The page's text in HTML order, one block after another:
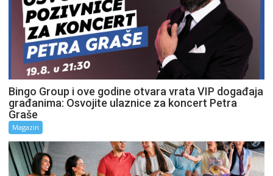
Bingo Group i ove godine otvara vrata VIP događaja
građanima: Osvojite ulaznice za koncert Petra
Graše
Magazin